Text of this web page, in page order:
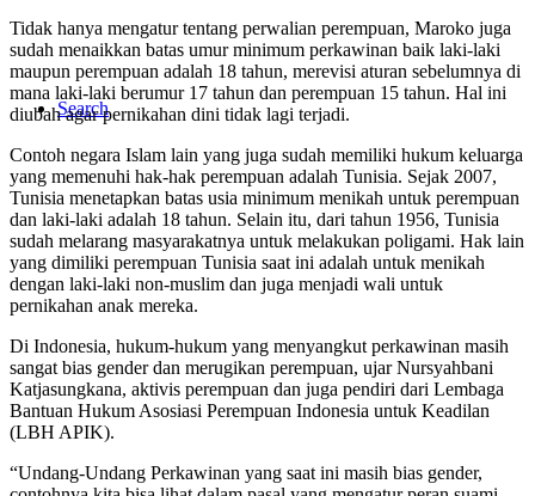
Search
Tidak hanya mengatur tentang perwalian perempuan, Maroko juga
sudah menaikkan batas umur minimum perkawinan baik laki-laki
maupun perempuan adalah 18 tahun, merevisi aturan sebelumnya di
mana laki-laki berumur 17 tahun dan perempuan 15 tahun. Hal ini
diubah agar pernikahan dini tidak lagi terjadi.
Contoh negara Islam lain yang juga sudah memiliki hukum keluarga
yang memenuhi hak-hak perempuan adalah Tunisia. Sejak 2007,
Tunisia menetapkan batas usia minimum menikah untuk perempuan
dan laki-laki adalah 18 tahun. Selain itu, dari tahun 1956, Tunisia
sudah melarang masyarakatnya untuk melakukan poligami. Hak lain
yang dimiliki perempuan Tunisia saat ini adalah untuk menikah
dengan laki-laki non-muslim dan juga menjadi wali untuk
pernikahan anak mereka.
Di Indonesia, hukum-hukum yang menyangkut perkawinan masih
sangat bias gender dan merugikan perempuan, ujar Nursyahbani
Katjasungkana, aktivis perempuan dan juga pendiri dari Lembaga
Bantuan Hukum Asosiasi Perempuan Indonesia untuk Keadilan
(LBH APIK).
“Undang-Undang Perkawinan yang saat ini masih bias gender,